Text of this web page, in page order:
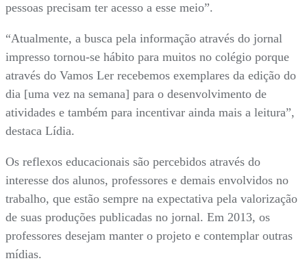
pessoas precisam ter acesso a esse meio”.
“Atualmente, a busca pela informação através do jornal
impresso tornou-se hábito para muitos no colégio porque
através do Vamos Ler recebemos exemplares da edição do
dia [uma vez na semana] para o desenvolvimento de
atividades e também para incentivar ainda mais a leitura”,
destaca Lídia.
Os reflexos educacionais são percebidos através do
interesse dos alunos, professores e demais envolvidos no
trabalho, que estão sempre na expectativa pela valorização
de suas produções publicadas no jornal. Em 2013, os
professores desejam manter o projeto e contemplar outras
mídias.